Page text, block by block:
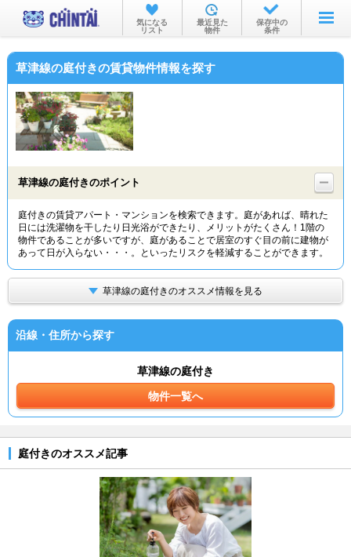
お部屋を探す
沿線・駅から
物件特集から
TOP
気になる
リスト
最近見た
物件
保存中の
条件
草津線の庭付きの賃貸物件情報を探す
草津線の庭付きのポイント
庭付きの賃貸アパート・マンションを検索できます。庭があれば、晴れた
日には洗濯物を干したり日光浴ができたり、メリットがたくさん！1階の
物件であることが多いですが、庭があることで居室のすぐ目の前に建物が
あって日が入らない・・・。といったリスクを軽減することができます。
草津線の庭付きのオススメ情報を見る
沿線・住所から探す
草津線の庭付き
物件一覧へ
庭付きのオススメ記事